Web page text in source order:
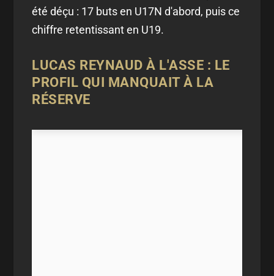
été déçu : 17 buts en U17N d'abord, puis ce
chiffre retentissant en U19.
LUCAS REYNAUD À L'ASSE : LE
PROFIL QUI MANQUAIT À LA
RÉSERVE